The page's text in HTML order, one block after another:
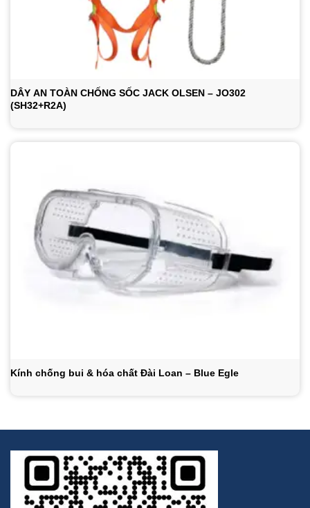
DÂY AN TOÀN CHỐNG SỐC JACK OLSEN – JO302
(SH32+R2A)
Kính chống bui & hóa chất Đài Loan – Blue Egle